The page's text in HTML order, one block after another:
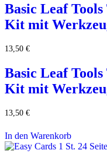
Basic Leaf
Kit mit
13,50 €
Basic Leaf
Kit mit
13,50 €
In den Warenkorb